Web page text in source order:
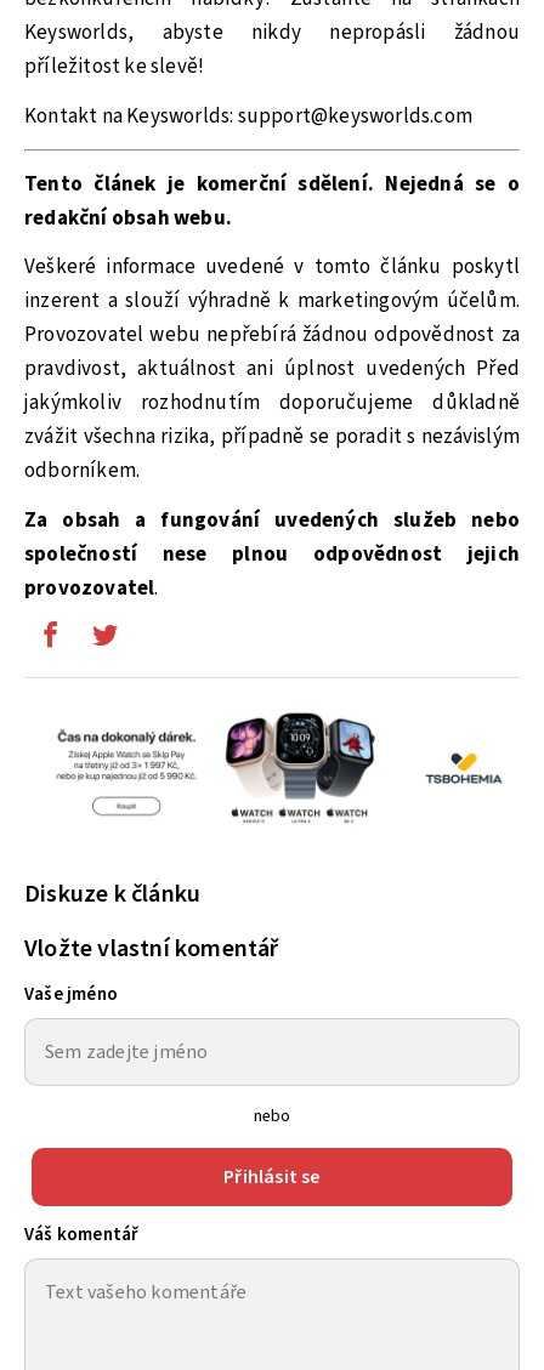
Keysworlds, abyste nikdy nepropásli žádnou
příležitost ke slevě!
Kontakt na Keysworlds: support@keysworlds.com
Tento článek je komerční sdělení. Nejedná se o
redakční obsah webu.
Veškeré informace uvedené v tomto článku poskytl
inzerent a slouží výhradně k marketingovým účelům.
Provozovatel webu nepřebírá žádnou odpovědnost za
pravdivost, aktuálnost ani úplnost uvedených Před
jakýmkoliv rozhodnutím doporučujeme důkladně
zvážit všechna rizika, případně se poradit s nezávislým
odborníkem.
Za obsah a fungování uvedených služeb nebo
společností nese plnou odpovědnost jejich
provozovatel.
Diskuze k článku
Vložte vlastní komentář
Vaše jméno
nebo
Přihlásit se
Váš komentář